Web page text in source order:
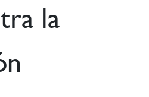
la